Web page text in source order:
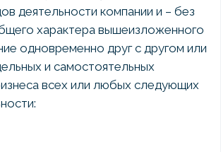
деятельности компании и – без
характера вышеизложенного
одновременно друг с другом или
и самостоятельных
всех или любых следующих
: